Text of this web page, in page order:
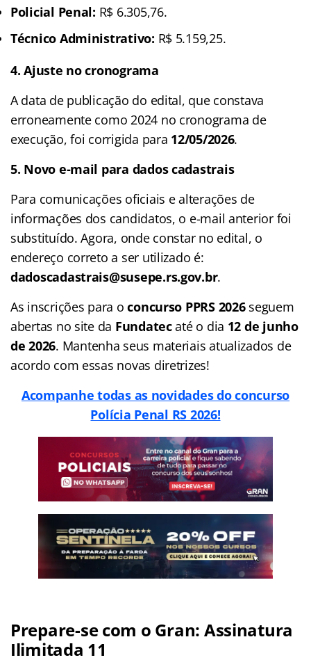
Policial Penal: R$ 6.305,76.
Técnico Administrativo: R$ 5.159,25.
4. Ajuste no cronograma
A data de publicação do edital, que constava
erroneamente como 2024 no cronograma de
execução, foi corrigida para 12/05/2026.
5. Novo e-mail para dados cadastrais
Para comunicações oficiais e alterações de
informações dos candidatos, o e-mail anterior foi
substituído. Agora, onde constar no edital, o
endereço correto a ser utilizado é:
dadoscadastrais@susepe.rs.gov.br.
As inscrições para oconcurso PPRS 2026seguem
abertas no site da Fundatecaté o dia 12 de junho
de 2026. Mantenha seus materiais atualizados de
acordo com essas novas diretrizes!
Acompanhe todas as novidades do concurso
Polícia Penal RS 2026!
Prepare-se com o Gran: Assinatura
Ilimitada 11